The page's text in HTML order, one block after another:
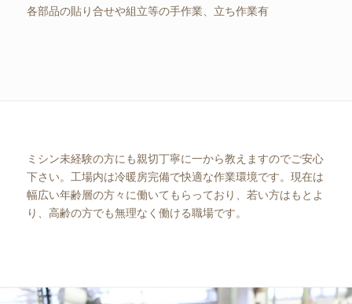
各部品の貼り合せや組立等の手作業、立ち作業有
ミシン未経験の方にも親切丁寧に一から教えますのでご安心
下さい。工場内は冷暖房完備で快適な作業環境です。現在は
幅広い年齢層の方々に働いてもらっており、若い方はもとよ
り、高齢の方でも無理なく働ける職場です。